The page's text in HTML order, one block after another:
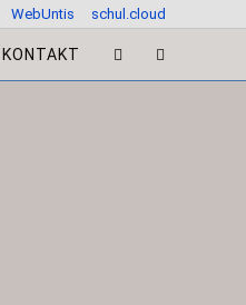
WebUntis schul.cloud
KONTAKT